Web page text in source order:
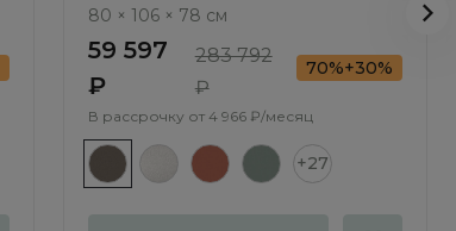
Gleno ММ107.4
80 × 106 × 78 см
59 597
₽
283 792
₽
70%+30%
В рассрочку от 4 966 ₽/месяц
+27